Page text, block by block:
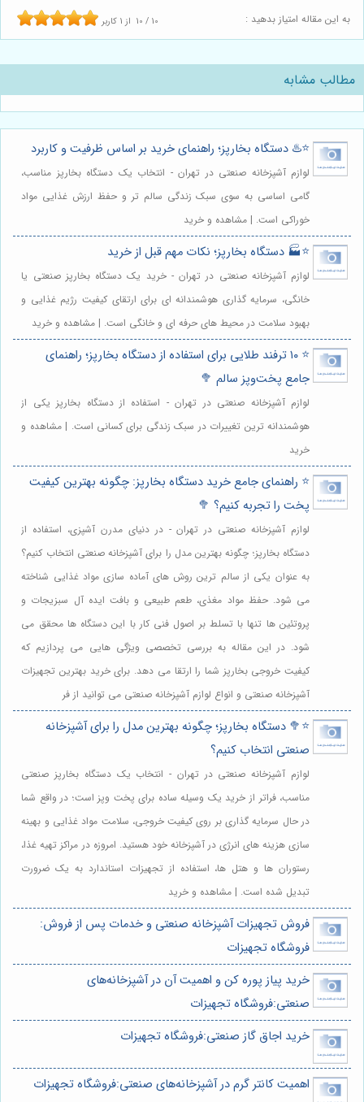
به این مقاله امتیاز بدهید : 10 / 10 از 1 کاربر
مطالب مشابه
⭐️♨️ دستگاه بخارپز؛ راهنمای خرید بر اساس ظرفیت و کاربرد
لوازم آشپزخانه صنعتی در تهران - انتخاب یک دستگاه بخارپز مناسب،
گامی اساسی به سوی سبک زندگی سالم تر و حفظ ارزش غذایی مواد
خوراکی است. | مشاهده و خرید
⭐️🏭 دستگاه بخارپز؛ نکات مهم قبل از خرید
لوازم آشپزخانه صنعتی در تهران - خرید یک دستگاه بخارپز صنعتی یا
خانگی، سرمایه گذاری هوشمندانه ای برای ارتقای کیفیت رژیم غذایی و
بهبود سلامت در محیط های حرفه ای و خانگی است. | مشاهده و خرید
⭐️ ۱۰ ترفند طلایی برای استفاده از دستگاه بخارپز؛ راهنمای
جامع پخت‌وپز سالم 🥦
لوازم آشپزخانه صنعتی در تهران - استفاده از دستگاه بخارپز یکی از
هوشمندانه ترین تغییرات در سبک زندگی برای کسانی است. | مشاهده و
خرید
⭐️ راهنمای جامع خرید دستگاه بخارپز: چگونه بهترین کیفیت
پخت را تجربه کنیم؟ 🥦
لوازم آشپزخانه صنعتی در تهران - در دنیای مدرن آشپزی، استفاده از
دستگاه بخارپز؛ چگونه بهترین مدل را برای آشپزخانه صنعتی انتخاب کنیم؟
به عنوان یکی از سالم ترین روش های آماده سازی مواد غذایی شناخته
می شود. حفظ مواد مغذی، طعم طبیعی و بافت ایده آل سبزیجات و
پروتئین ها تنها با تسلط بر اصول فنی کار با این دستگاه ها محقق می
شود. در این مقاله به بررسی تخصصی ویژگی هایی می پردازیم که
کیفیت خروجی بخارپز شما را ارتقا می دهد. برای خرید بهترین تجهیزات
آشپزخانه صنعتی و انواع لوازم آشپزخانه صنعتی می توانید از فر
⭐️🥦 دستگاه بخارپز؛ چگونه بهترین مدل را برای آشپزخانه
صنعتی انتخاب کنیم؟
لوازم آشپزخانه صنعتی در تهران - انتخاب یک دستگاه بخارپز صنعتی
مناسب، فراتر از خرید یک وسیله ساده برای پخت وپز است؛ در واقع شما
در حال سرمایه گذاری بر روی کیفیت خروجی، سلامت مواد غذایی و بهینه
سازی هزینه های انرژی در آشپزخانه خود هستید. امروزه در مراکز تهیه غذا،
رستوران ها و هتل ها، استفاده از تجهیزات استاندارد به یک ضرورت
تبدیل شده است. | مشاهده و خرید
فروش تجهیزات آشپزخانه صنعتی و خدمات پس از فروش:
فروشگاه تجهیزات
خرید پیاز پوره کن و اهمیت آن در آشپزخانه‌های
صنعتی:فروشگاه تجهیزات
خرید اجاق گاز صنعتی:فروشگاه تجهیزات
اهمیت کانتر گرم در آشپزخانه‌های صنعتی:فروشگاه تجهیزات